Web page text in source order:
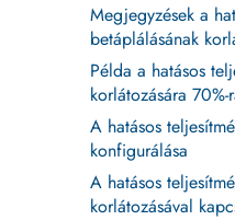
Megjegyzések a
betáplálásának
Példa a hatásos
korlátozására 70%-
A hatásos
konfigurálása
A hatásos
korlátozásával